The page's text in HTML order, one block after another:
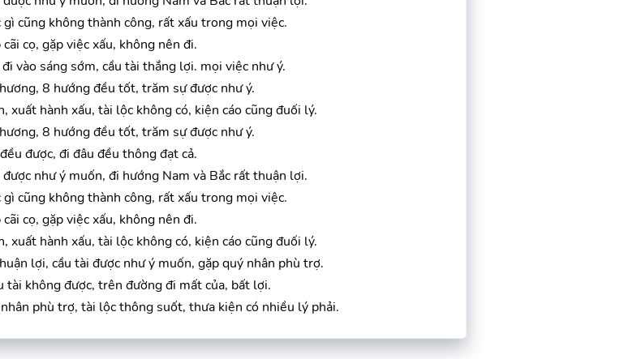
gì cũng không thành công, rất xấu trong mọi việc.
cọ, gặp việc xấu, không nên đi.
vào sáng sớm, cầu tài thắng lợi. mọi việc như ý.
8 hướng đều tốt, trăm sự được như ý.
xuất hành xấu, tài lộc không có, kiện cáo cũng đuối lý.
8 hướng đều tốt, trăm sự được như ý.
được, đi đâu đều thông đạt cả.
như ý muốn, đi hướng Nam và Bắc rất thuận lợi.
gì cũng không thành công, rất xấu trong mọi việc.
cọ, gặp việc xấu, không nên đi.
xuất hành xấu, tài lộc không có, kiện cáo cũng đuối lý.
lợi, cầu tài được như ý muốn, gặp quý nhân phù trợ.
tài không được, trên đường đi mất của, bất lợi.
phù trợ, tài lộc thông suốt, thưa kiện có nhiều lý phải.